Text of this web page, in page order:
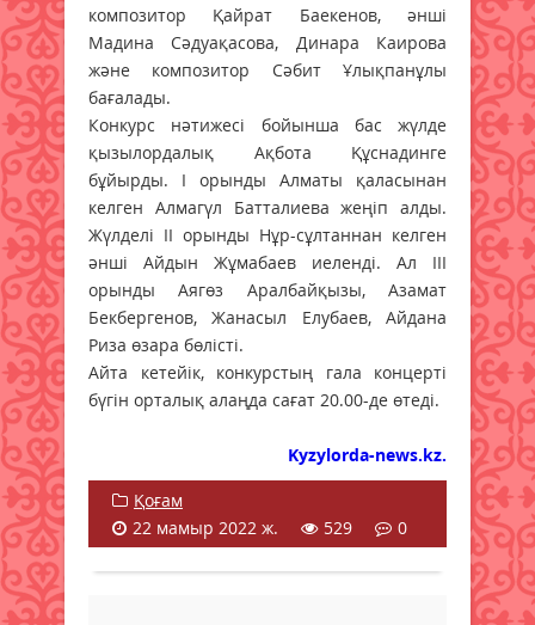
композитор Қайрат Баекенов, әнші
Мадина Сәдуақасова, Динара Каирова
және композитор Сәбит Ұлықпанұлы
бағалады.
Конкурс нәтижесі бойынша бас жүлде
қызылордалық Ақбота Құснадинге
бұйырды. І орынды Алматы қаласынан
келген Алмагүл Батталиева жеңіп алды.
Жүлделі ІІ орынды Нұр-сұлтаннан келген
әнші Айдын Жұмабаев иеленді. Ал ІІІ
орынды Аягөз Аралбайқызы, Азамат
Бекбергенов, Жанасыл Елубаев, Айдана
Риза өзара бөлісті.
Айта кетейік, конкурстың гала концерті
бүгін орталық алаңда сағат 20.00-де өтеді.
Kyzylorda-news.kz.
Қоғам
22 мамыр 2022 ж.
529 0